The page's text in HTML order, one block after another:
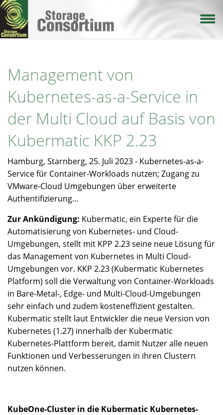
Direkt
zum
Inhalt
Management von
Kubernetes-as-a-Service in
der Multi Cloud auf Basis von
Kubermatic KKP 2.23
Hamburg, Starnberg, 25. Juli 2023 - Kubernetes-as-a-
Service für Container-Workloads nutzen; Zugang zu
VMware-Cloud Umgebungen über erweiterte
Authentifizierung…
Zur Ankündigung: Kubermatic, ein Experte für die
Automatisierung von Kubernetes- und Cloud-
Umgebungen, stellt mit KPP 2.23 seine neue Lösung für
das Management von Kubernetes in Multi Cloud-
Umgebungen vor. KKP 2.23 (Kubermatic Kubernetes
Platform) soll die Verwaltung von Container-Workloads
in Bare-Metal-, Edge- und Multi-Cloud-Umgebungen
sehr einfach und zudem kosteneffizient gestalten.
Kubermatic stellt laut Entwickler die neue Version von
Kubernetes (1.27) innerhalb der Kubermatic
Kubernetes-Plattform bereit, damit Nutzer alle neuen
Funktionen und Verbesserungen in ihren Clustern
nutzen können.
KubeOne-Cluster in die Kubermatic Kubernetes-